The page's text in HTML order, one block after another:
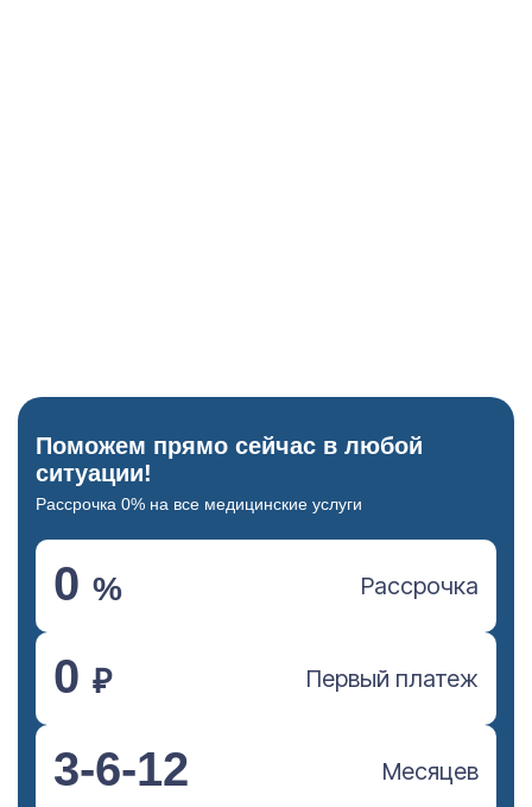
Поможем прямо сейчас в любой
ситуации!
Рассрочка 0% на все медицинские услуги
0 % Рассрочка
0 ₽ Первый платеж
3-6-12 Месяцев